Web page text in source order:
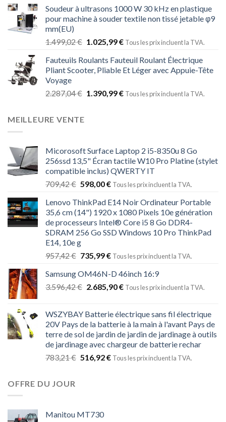
Soudeur à ultrasons 1000 W 30 kHz en plastique
pour machine à souder textile non tissé jetable φ9
mm(EU)
1.499,02€ 1.025,99€ Tous les prix incluent la TVA.
Fauteuils Roulants Fauteuil Roulant Électrique
Pliant Scooter, Pliable Et Léger avec Appuie-Tête
Voyage
2.287,04€ 1.390,99€ Tous les prix incluent la TVA.
MEILLEURE VENTE
Micorosoft Surface Laptop 2 i5-8350u 8 Go
256ssd 13,5" Écran tactile W10 Pro Platine (stylet
compatible inclus) QWERTY IT
709,42€ 598,00€ Tous les prix incluent la TVA.
Lenovo ThinkPad E14 Noir Ordinateur Portable
35,6 cm (14") 1920 x 1080 Pixels 10e génération
de processeurs Intel® Core i5 8 Go DDR4-
SDRAM 256 Go SSD Windows 10 Pro ThinkPad
E14, 10e g
957,42€ 735,99€ Tous les prix incluent la TVA.
Samsung OM46N-D 46inch 16:9
3.596,42€ 2.685,90€ Tous les prix incluent la TVA.
WSZYBAY Batterie électrique sans fil électrique
20V Pays de la batterie à la main à l'avant Pays de
terre de sol de jardin de jardin de jardinage à outils
de jardinage avec chargeur de batterie rechar
783,21€ 516,92€ Tous les prix incluent la TVA.
OFFRE DU JOUR
Manitou MT730